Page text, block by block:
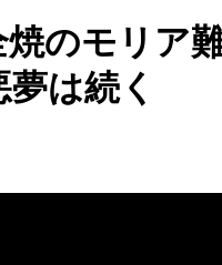
焼のモリ
は続く